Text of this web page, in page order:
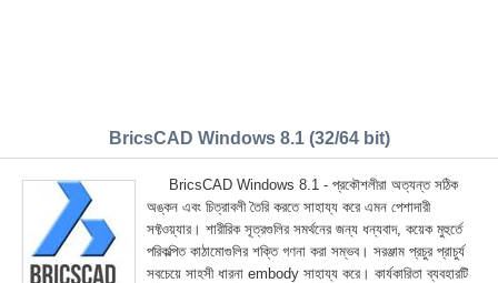
BricsCAD Windows 8.1 (32/64 bit)
BricsCAD Windows 8.1 - প্রকৌশলীরা অত্যন্ত সঠিক
অঙ্কন এবং চিত্রাবলী তৈরি করতে সাহায্য করে এমন পেশাদারী
সফ্টওয়্যার। শারীরিক সূত্রগুলির সমর্থনের জন্য ধন্যবাদ, কয়েক মুহুর্তে
পরিকল্পিত কাঠামোগুলির শক্তি গণনা করা সম্ভব। সরঞ্জাম প্রচুর প্রাচুর্য
সবচেয়ে সাহসী ধারনা embody সাহায্য করে। কার্যকারিতা ব্যবহারটি